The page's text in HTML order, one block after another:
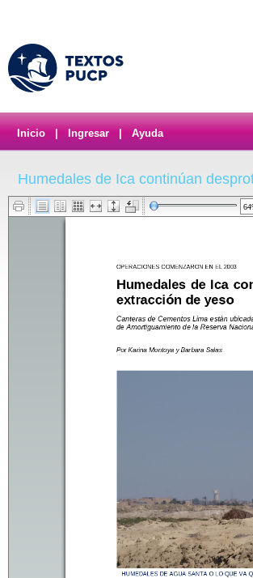
Inicio Ingresar Ayuda
Humedales de Ica continúan